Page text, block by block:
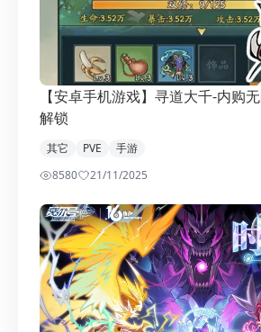
【安卓手机游戏】寻道大千-内购
解锁
其它 PVE
手游
8580
21/11/2025